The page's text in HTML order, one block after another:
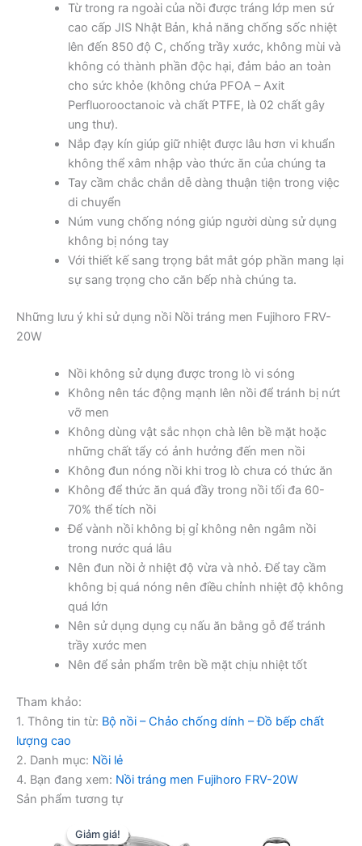
Từ trong ra ngoài của nồi được tráng lớp men sứ
cao cấp JIS Nhật Bản, khả năng chống sốc nhiệt
lên đến 850 độ C, chống trầy xước, không mùi và
không có thành phần độc hại, đảm bảo an toàn
cho sức khỏe (không chứa PFOA – Axit
Perfluorooctanoic và chất PTFE, là 02 chất gây
ung thư).
Nắp đạy kín giúp giữ nhiệt được lâu hơn vi khuẩn
không thể xâm nhập vào thức ăn của chúng ta
Tay cầm chắc chắn dễ dàng thuận tiện trong việc
di chuyển
Núm vung chống nóng giúp người dùng sử dụng
không bị nóng tay
Với thiết kế sang trọng bắt mắt góp phần mang lại
sự sang trọng cho căn bếp nhà chúng ta.
Những lưu ý khi sử dụng nồi Nồi tráng men Fujihoro FRV-
20W
Nồi không sử dụng được trong lò vi sóng
Không nên tác động mạnh lên nồi để tránh bị nứt
vỡ men
Không dùng vật sắc nhọn chà lên bề mặt hoặc
những chất tẩy có ảnh hưởng đến men nồi
Không đun nóng nồi khi trog lò chưa có thức ăn
Không để thức ăn quá đầy trong nồi tối đa 60-
70% thể tích nồi
Để vành nồi không bị gỉ không nên ngâm nồi
trong nước quá lâu
Nên đun nồi ở nhiệt độ vừa và nhỏ. Để tay cầm
không bị quá nóng nên điều chỉnh nhiệt độ không
quá lớn
Nên sử dụng dụng cụ nấu ăn bằng gỗ để tránh
trầy xước men
Nên để sản phẩm trên bề mặt chịu nhiệt tốt
Tham khảo:
1. Thông tin từ: Bộ nồi – Chảo chống dính – Đồ bếp chất
lượng cao
2. Danh mục: Nồi lẻ
4. Bạn đang xem: Nồi tráng men Fujihoro FRV-20W
Sản phẩm tương tự
Giảm giá!
Giảm giá!